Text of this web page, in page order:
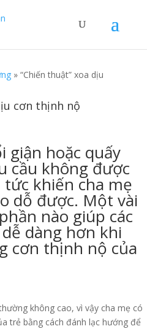
» “Chiến thuật” xoa dịu
cơn thịnh nộ
giận hoặc quấy
cầu không được
khiến cha mẹ
dỗ được. Một vài
nào giúp các
dàng hơn khi
cơn thịnh nộ của
không cao, vì vậy cha mẹ có
trẻ bằng cách đánh lạc hướng để